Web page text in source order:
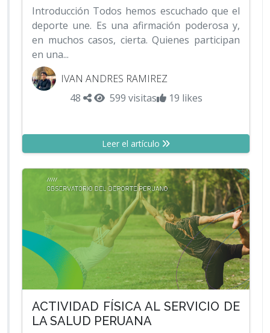
Introducción Todos hemos escuchado que el
deporte une. Es una afirmación poderosa y,
en muchos casos, cierta. Quienes participan
en una...
IVAN ANDRES RAMIREZ
48
599 visitas 19 likes
Leer el artículo
ACTIVIDAD FÍSICA AL SERVICIO DE
LA SALUD PERUANA